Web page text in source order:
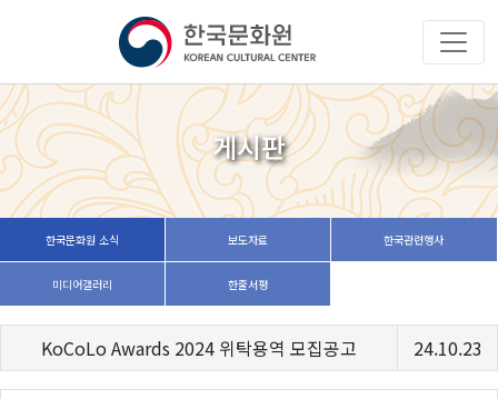
게시판
한국문화원 소식 보도자료 한국관련행사
미디어갤러리 한줄서평
KoCoLo Awards 2024 위탁용역 모집공고 24.10.23